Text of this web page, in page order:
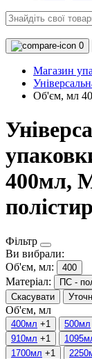
0
Магазин
Об'єм, мл
400мл,
Фільтр
Ви вибрали:
Об'єм, мл:
400
Матеріал:
ПС -
Скасувати
Об'єм, мл
400мл +1 500мл
910мл +1
1700мл +1